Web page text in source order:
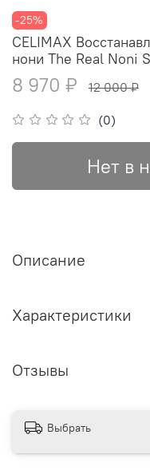
-25%
(0)
CELIMAX
нони The Real Noni
8 970 ₽ 12 000 ₽
Нет в
Описание
Характеристики
Отзывы
Выбрать